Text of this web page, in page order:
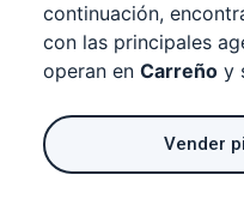
continuación,
con las principales
operan en Carreño y
Vender